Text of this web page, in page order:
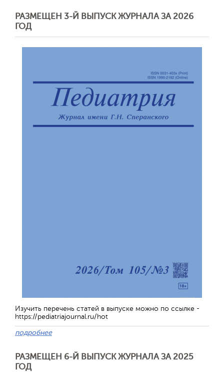
РАЗМЕЩЕН 3-Й ВЫПУСК ЖУРНАЛА ЗА 2026
ГОД
Изучить перечень статей в выпуске можно по ссылке -
https://pediatriajournal.ru/hot
подробнее
РАЗМЕЩЕН 6-Й ВЫПУСК ЖУРНАЛА ЗА 2025
ГОД